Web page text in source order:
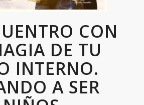
CON
DE TU
INTERNO.
A SER